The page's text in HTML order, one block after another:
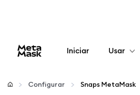
Iniciar Usar
Configurar
Configurar Snaps MetaMask